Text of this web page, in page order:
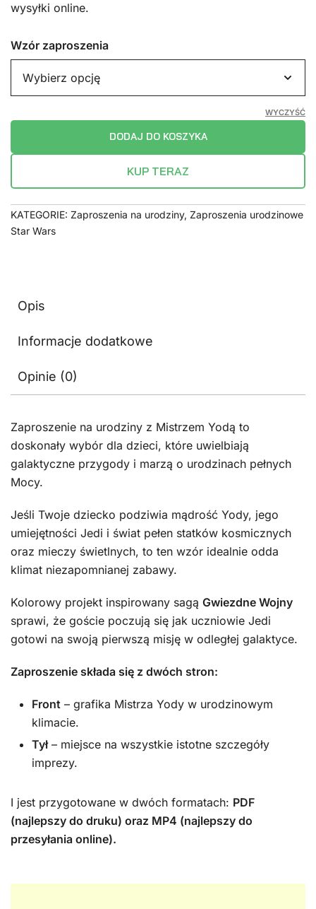
wysyłki online.
Wzór zaproszenia
WYCZYŚĆ
DODAJ DO KOSZYKA
KUP TERAZ
KATEGORIE: Zaproszenia na urodziny, Zaproszenia urodzinowe
Star Wars
Opis
Informacje dodatkowe
Opinie (0)
Zaproszenie na urodziny z Mistrzem Yodą to
doskonały wybór dla dzieci, które uwielbiają
galaktyczne przygody i marzą o urodzinach pełnych
Mocy.
Jeśli Twoje dziecko podziwia mądrość Yody, jego
umiejętności Jedi i świat pełen statków kosmicznych
oraz mieczy świetlnych, to ten wzór idealnie odda
klimat niezapomnianej zabawy.
Kolorowy projekt inspirowany sagą Gwiezdne Wojny
sprawi, że goście poczują się jak uczniowie Jedi
gotowi na swoją pierwszą misję w odległej galaktyce.
Zaproszenie składa się z dwóch stron:
Front – grafika Mistrza Yody w urodzinowym
klimacie.
Tył– miejsce na wszystkie istotne szczegóły
imprezy.
I jest przygotowane w dwóch formatach: PDF
(najlepszy do druku) oraz MP4 (najlepszy do
przesyłania online).